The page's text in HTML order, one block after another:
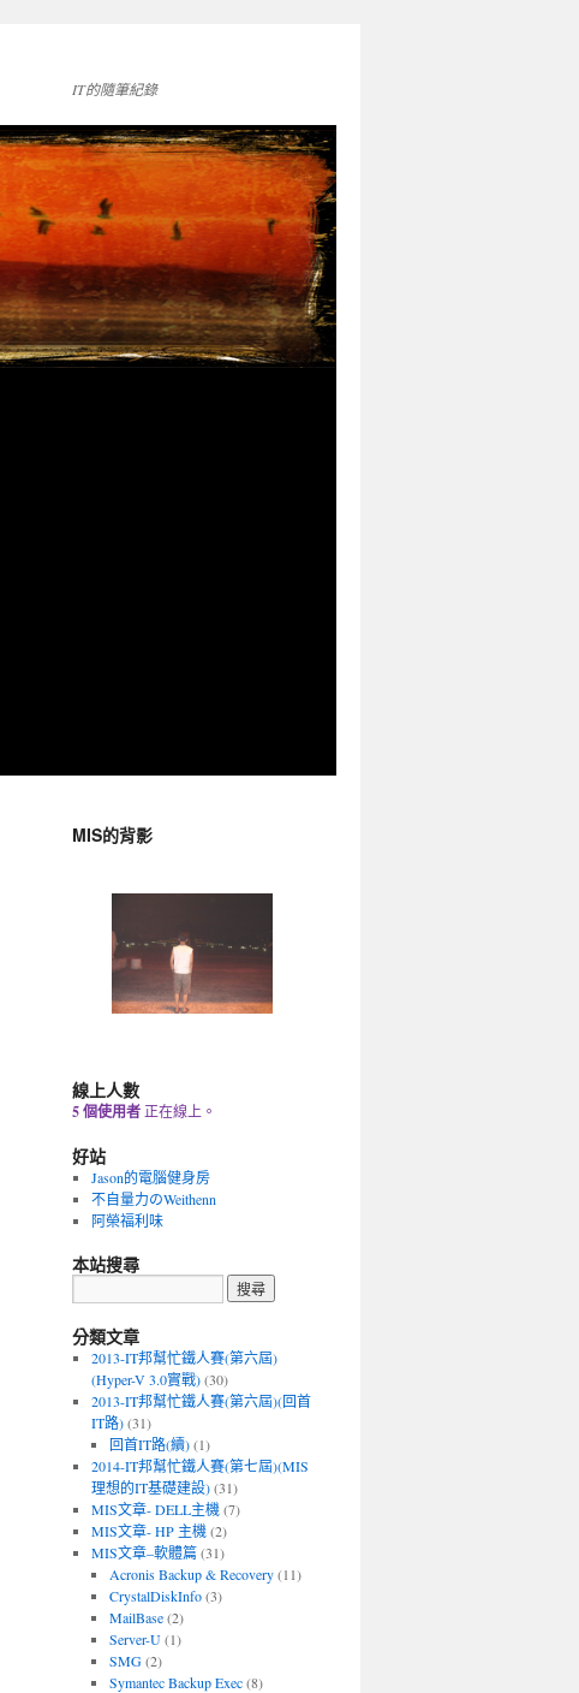
IT的隨筆紀錄
MIS的背影
線上人數
5 個使用者 正在線上。
好站
Jason的電腦健身房
不自量力のWeithenn
阿榮福利味
本站搜尋
分類文章
2013-IT邦幫忙鐵人賽(第六屆)
(Hyper-V 3.0實戰)(30)
2013-IT邦幫忙鐵人賽(第六屆)(回首
IT路)(31)
回首IT路(續)(1)
2014-IT邦幫忙鐵人賽(第七屆)(MIS
理想的IT基礎建設)(31)
MIS文章- DELL主機(7)
MIS文章- HP 主機(2)
MIS文章–軟體篇(31)
Acronis Backup & Recovery(11)
CrystalDiskInfo(3)
MailBase(2)
Server-U(1)
SMG(2)
Symantec Backup Exec(8)